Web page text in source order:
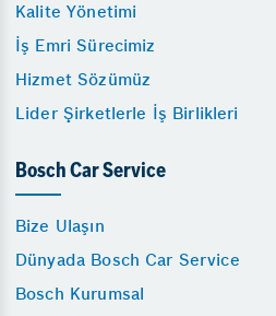
Kalite Yönetimi
İş Emri Sürecimiz
Hizmet Sözümüz
Lider Şirketlerle İş Birlikleri
Bosch Car Service
Bize Ulaşın
Dünyada Bosch Car Service
Bosch Kurumsal